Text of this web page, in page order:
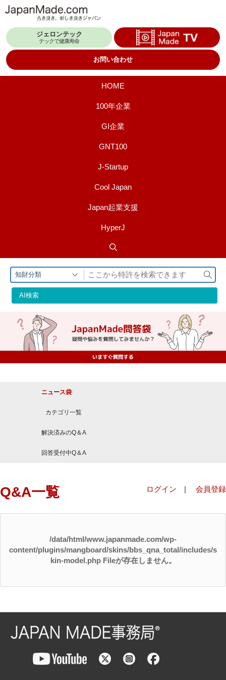
テ
ジェロンテック
テックで健康寿命
お問い合わせ
HOME
100年企業
GI企業
GNT100
J-Startup
Cool Japan
Japan起業支援
HyperJ
知財分類
検
索
AI検索
ニュース袋
カテゴリ一覧
解決済みのQ＆A
回答受付中Q＆A
Q&A一覧 ログイン | 会員登録
/data/html/www.japanmade.com/wp-
content/plugins/mangboard/skins/bbs_qna_total/includes/s
kin-model.php Fileが存在しません。